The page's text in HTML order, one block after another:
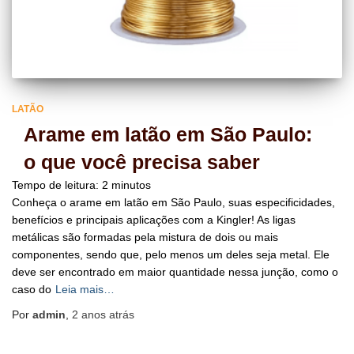
LATÃO
Arame em latão em São Paulo:
o que você precisa saber
Tempo de leitura: 2 minutos
Conheça o arame em latão em São Paulo, suas especificidades,
benefícios e principais aplicações com a Kingler! As ligas
metálicas são formadas pela mistura de dois ou mais
componentes, sendo que, pelo menos um deles seja metal. Ele
deve ser encontrado em maior quantidade nessa junção, como o
caso do Leia mais…
Por admin 2 anos atrás